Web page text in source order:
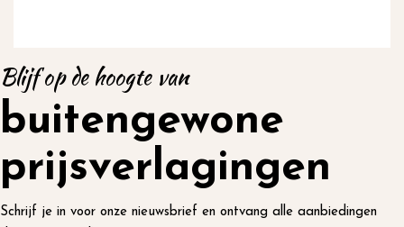
Blijf op de hoogte van
buitengewone
prijsverlagingen
Schrijf je in voor onze nieuwsbrief en ontvang alle aanbiedingen